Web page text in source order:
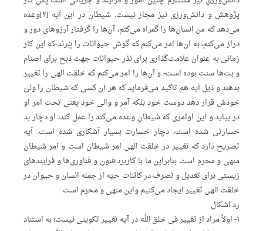
پژوهش و دانش‌ورزی نیز مجاز نیست. شیطان در این آیه [۲]وعده
می‌دهد که من انسان‌ها را گمراه می‌کنم، آن‌ها را گرفتار آرزوهای دور و
دراز می‌کنم، به آن‌ها امر می‌کنم که گوش حیوانات را بِبُرند-که این کار
زمانی به عنوان علامت‌گذاری برای نذر حیوانات جهت ذبح برای اصنام
و بت‌ها سنت بوده است- و آن‌ها را امر می‌کنم که خلقت الهی را تغییر
بدهند و ذیل آیه هم تاکید می‌فرماید که هر آن کسی که شیطان را ولیّ
خودش قرار دهد دوست خود بلکه آمر و والی خود یعنی تحت امر او
در بیاید و این اوامری که شیطان وعده می‌کند را عمل کند، او دچار بد
خسارتی شده است، دچار خسارت بسیار آشکاری شده است. آیه
تصریح دارد که تغییر در خلقت الهی امر شیطان است و امر شیطان
منهی و محرم است بنابراین ما با کاربرد فنون و فناوری‌ها و فرآیندهای
زیستی برای تعدیل و تصرف در کائنات حیّه از جمله انسان و حیوان در
خلقت الهی تغییر ایجاد می‌کنیم واین منهی و محرم است.
رد اشکال
۱- اولاً مراد از تغییر فی خلق الله در آیه تغییر تکوینی نیست؛ به استناد